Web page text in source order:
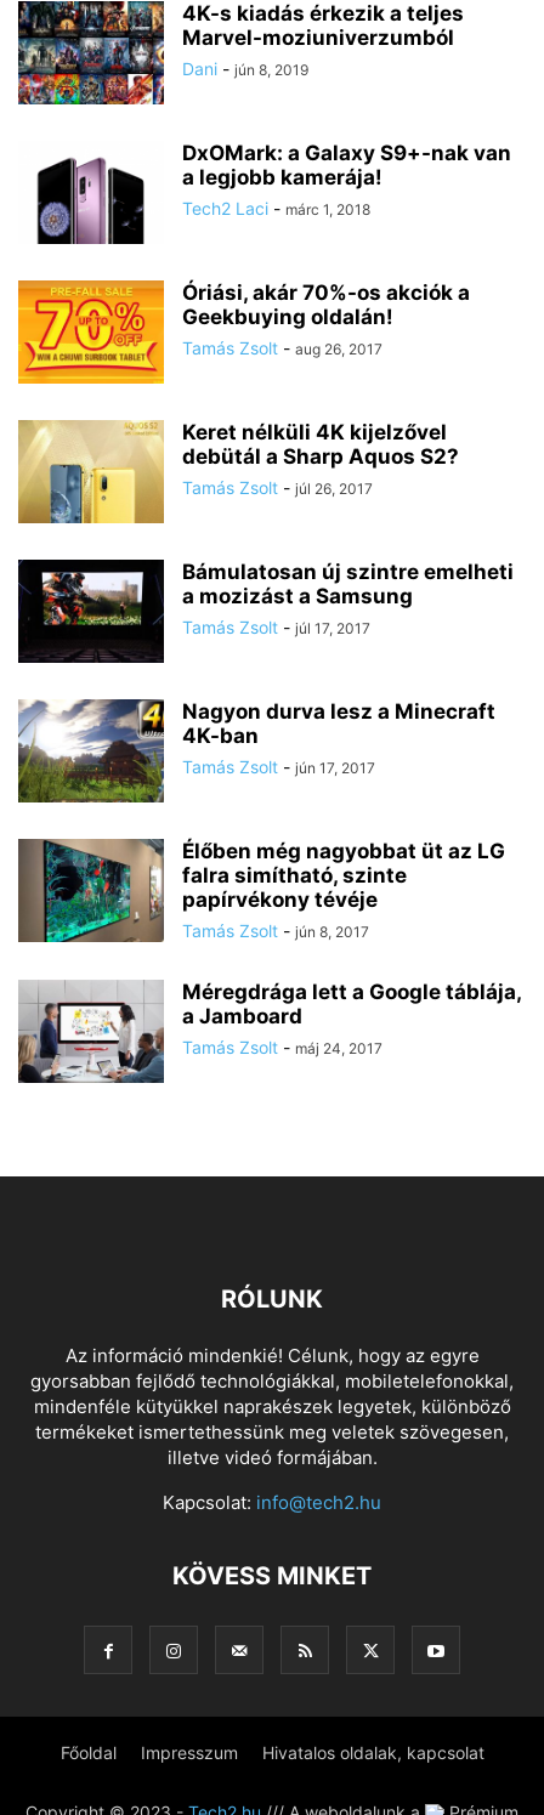
4K-s kiadás érkezik a teljes
Marvel-moziuniverzumból
Dani - jún 8, 2019
DxOMark: a Galaxy S9+-nak van
a legjobb kamerája!
Tech2 Laci - márc 1, 2018
Óriási, akár 70%-os akciók a
Geekbuying oldalán!
Tamás Zsolt - aug 26, 2017
Keret nélküli 4K kijelzővel
debütál a Sharp Aquos S2?
Tamás Zsolt - júl 26, 2017
Bámulatosan új szintre emelheti
a mozizást a Samsung
Tamás Zsolt - júl 17, 2017
Nagyon durva lesz a Minecraft
4K-ban
Tamás Zsolt - jún 17, 2017
Élőben még nagyobbat üt az LG
falra simítható, szinte
papírvékony tévéje
Tamás Zsolt - jún 8, 2017
Méregdrága lett a Google táblája,
a Jamboard
Tamás Zsolt - máj 24, 2017
RÓLUNK
Az információ mindenkié! Célunk, hogy az egyre
gyorsabban fejlődő technológiákkal, mobiletelefonokkal,
mindenféle kütyükkel naprakészek legyetek, különböző
termékeket ismertethessünk meg veletek szövegesen,
illetve videó formájában.
Kapcsolat: info@tech2.hu
KÖVESS MINKET
Főoldal Impresszum Hivatalos oldalak, kapcsolat